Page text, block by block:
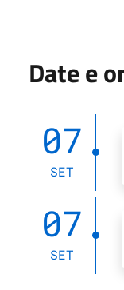
Date e
07
SET
07
SET